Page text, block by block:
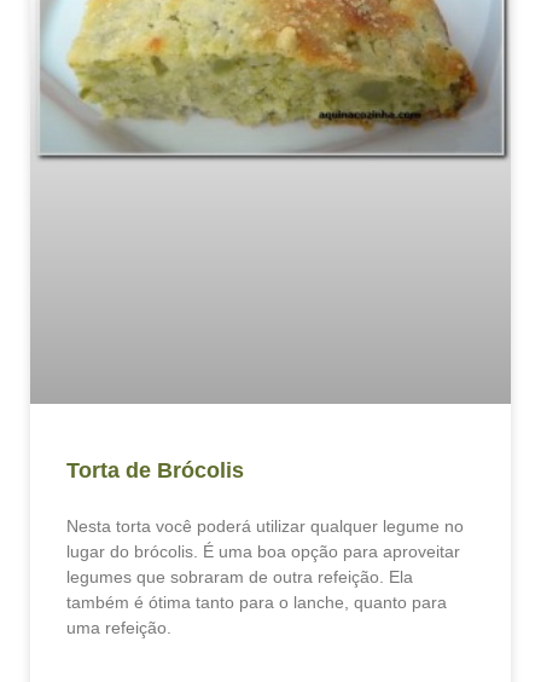
Torta de Brócolis
Nesta torta você poderá utilizar qualquer legume no
lugar do brócolis. É uma boa opção para aproveitar
legumes que sobraram de outra refeição. Ela
também é ótima tanto para o lanche, quanto para
uma refeição.